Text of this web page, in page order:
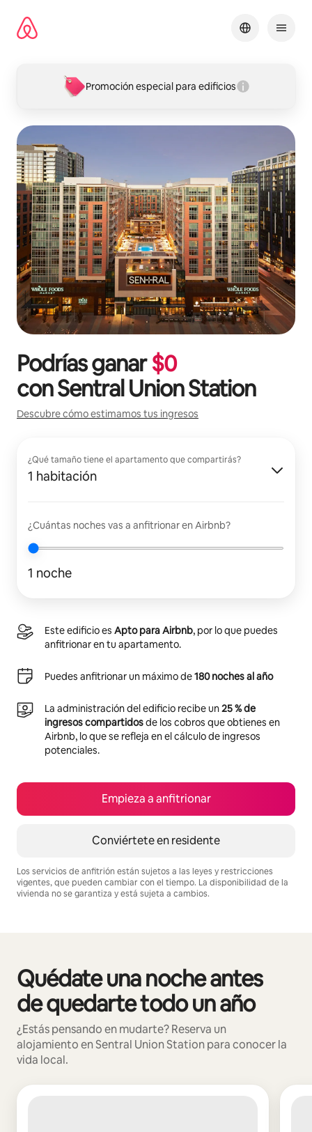
contenido
Promoción especial para edificios
Podrías ganar$0
conSentral Union Station
Descubre cómo estimamos tus ingresos
¿Qué tamaño tiene el apartamento que compartirás?
1 habitación
¿Cuántas noches vas a anfitrionar en Airbnb?
1 noche
Este edificio es Apto para Airbnb, por lo que puedes
anfitrionar en tu apartamento.
Puedes anfitrionar un máximo de180 noches al año
La administración del edificio recibe un25 % de
ingresos compartidosde los cobros que obtienes en
Airbnb, lo que se refleja en el cálculo de ingresos
potenciales.
Empieza a anfitrionar
Conviértete en residente
Los servicios de anfitrión están sujetos a las leyes y restricciones
vigentes, que pueden cambiar con el tiempo. La disponibilidad de la
vivienda no se garantiza y está sujeta a cambios.
Quédate una noche antes
de quedarte todo un año
¿Estás pensando en mudarte? Reserva un
alojamiento en Sentral Union Station para conocer la
vida local.
Se muestran0 de 0 elementos